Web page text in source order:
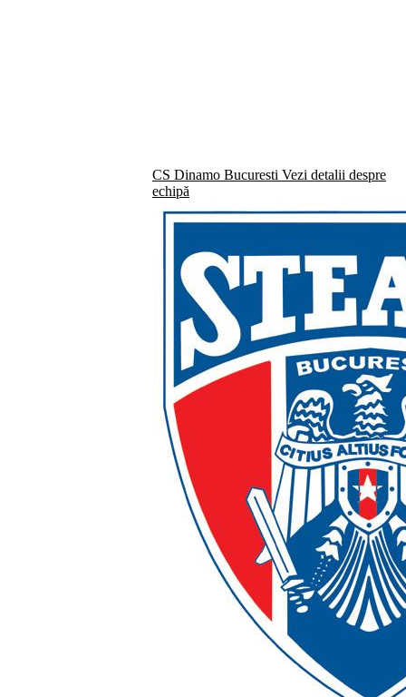
CS Dinamo Bucuresti Vezi detalii despre
echipă